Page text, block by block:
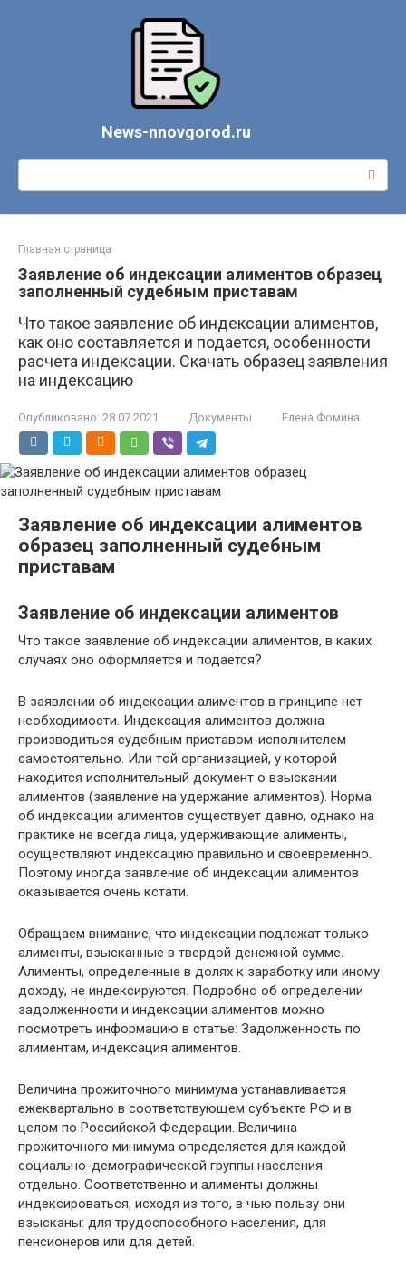
News-nnovgorod.ru
Поиск:
Главная страница
Заявление об индексации алиментов образец
заполненный судебным приставам
Что такое заявление об индексации алиментов,
как оно составляется и подается, особенности
расчета индексации. Скачать образец заявления
на индексацию
Опубликовано: 28.07.2021 Документы Елена Фомина
Заявление об индексации алиментов
образец заполненный судебным
приставам
Заявление об индексации алиментов
Что такое заявление об индексации алиментов, в каких
случаях оно оформляется и подается?
В заявлении об индексации алиментов в принципе нет
необходимости. Индексация алиментов должна
производиться судебным приставом-исполнителем
самостоятельно. Или той организацией, у которой
находится исполнительный документ о взыскании
алиментов (заявление на удержание алиментов). Норма
об индексации алиментов существует давно, однако на
практике не всегда лица, удерживающие алименты,
осуществляют индексацию правильно и своевременно.
Поэтому иногда заявление об индексации алиментов
оказывается очень кстати.
Обращаем внимание, что индексации подлежат только
алименты, взысканные в твердой денежной сумме.
Алименты, определенные в долях к заработку или иному
доходу, не индексируются. Подробно об определении
задолженности и индексации алиментов можно
посмотреть информацию в статье: Задолженность по
алиментам, индексация алиментов.
Величина прожиточного минимума устанавливается
ежеквартально в соответствующем субъекте РФ и в
целом по Российской Федерации. Величина
прожиточного минимума определяется для каждой
социально-демографической группы населения
отдельно. Соответственно и алименты должны
индексироваться, исходя из того, в чью пользу они
взысканы: для трудоспособного населения, для
пенсионеров или для детей.